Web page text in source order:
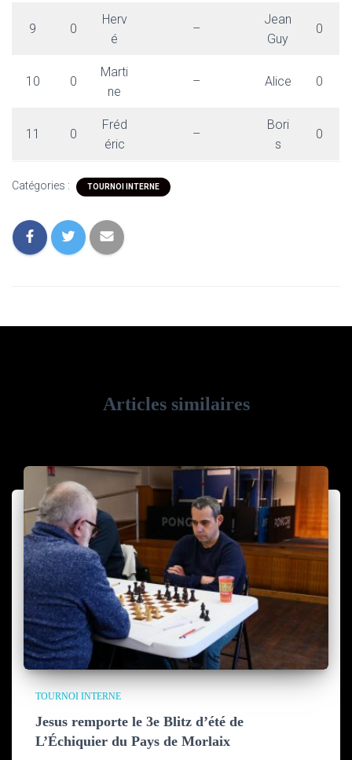
9 0
Herv
é
–
Jean
Guy
0
10 0
Marti
ne
– Alice 0
11 0
Fréd
éric
–
Bori
s
0
Catégories : TOURNOI INTERNE
Articles similaires
TOURNOI INTERNE
Jesus remporte le 3e Blitz d’été de
L’Échiquier du Pays de Morlaix